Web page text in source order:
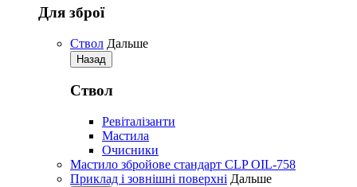
Для зброї
Ствол Дальше
Назад
Ствол
Ревіталізанти
Мастила
Очисники
Мастило збройове стандарт CLP OIL-758
Приклад і зовнішні поверхні Дальше